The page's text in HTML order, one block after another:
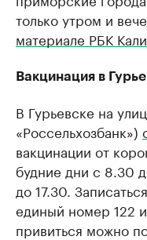
только утром и
материале РБК
Вакцинация в
В Гурьевске на
«Россельхозбанк»)
вакцинации от
будние дни с 8.30
до 17.30.
единый номер 122
привиться можно